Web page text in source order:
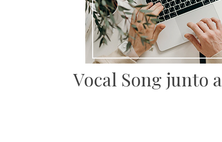
Vocal Song junto